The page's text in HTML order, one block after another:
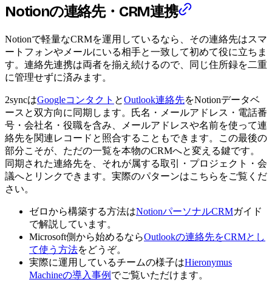
Notionの連絡先・CRM連携
Notionで軽量なCRMを運用しているなら、その連絡先はスマ
ートフォンやメールにいる相手と一致して初めて役に立ちま
す。連絡先連携は両者を揃え続けるので、同じ住所録を二重
に管理せずに済みます。
2syncはGoogleコンタクト とOutlook連絡先をNotionデータベ
ースと双方向に同期します。氏名・メールアドレス・電話番
号・会社名・役職を含み、メールアドレスや名前を使って連
絡先を関連レコードと照合することもできます。この最後の
部分こそが、ただの一覧を本物のCRMへと変える鍵です。
同期された連絡先を、それが属する取引・プロジェクト・会
議へとリンクできます。実際のパターンはこちらをご覧くだ
さい。
ゼロから構築する方法はNotionパーソナルCRMガイド
で解説しています。
Microsoft側から始めるならOutlookの連絡先をCRMとし
て使う方法をどうぞ。
実際に運用しているチームの様子はHieronymus
Machineの導入事例 でご覧いただけます。